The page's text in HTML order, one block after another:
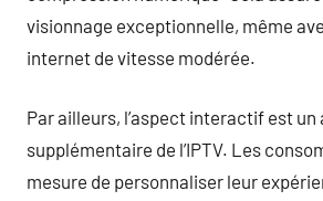
visionnage exceptionnelle, même
internet de vitesse modérée.
Par ailleurs, l’aspect interactif est un
supplémentaire de l’IPTV. Les
mesure de personnaliser leur